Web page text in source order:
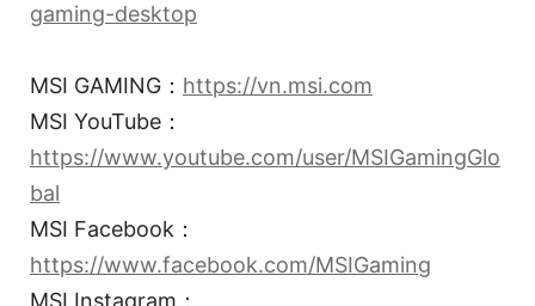
gaming-desktop
MSI GAMING： https://vn.msi.com
MSI YouTube：
https://www.youtube.com/user/MSIGamingGlo
bal
MSI Facebook：
https://www.facebook.com/MSIGaming
MSI Instagram：